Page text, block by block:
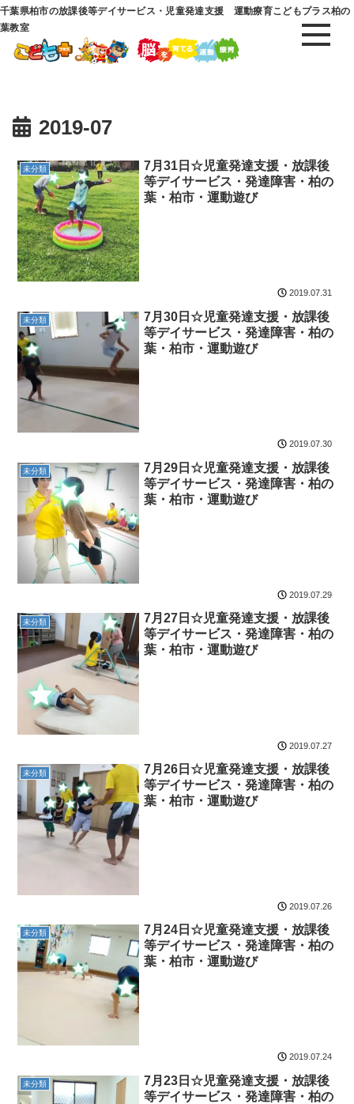
千葉県柏市の放課後等デイサービス・児童発達支援 運動療育こどもプラス柏の
葉教室
2019-07
未分類
7月31日☆児童発達支援・放課後
等デイサービス・発達障害・柏の
葉・柏市・運動遊び
2019.07.31
未分類
7月30日☆児童発達支援・放課後
等デイサービス・発達障害・柏の
葉・柏市・運動遊び
2019.07.30
未分類
7月29日☆児童発達支援・放課後
等デイサービス・発達障害・柏の
葉・柏市・運動遊び
2019.07.29
未分類
7月27日☆児童発達支援・放課後
等デイサービス・発達障害・柏の
葉・柏市・運動遊び
2019.07.27
未分類
7月26日☆児童発達支援・放課後
等デイサービス・発達障害・柏の
葉・柏市・運動遊び
2019.07.26
未分類
7月24日☆児童発達支援・放課後
等デイサービス・発達障害・柏の
葉・柏市・運動遊び
2019.07.24
未分類
7月23日☆児童発達支援・放課後
等デイサービス・発達障害・柏の